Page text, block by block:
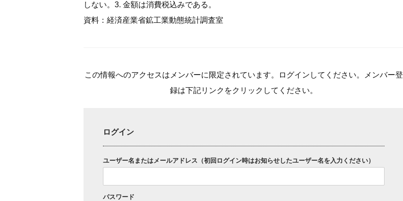
しない。3. 金額は消費税込みである。
資料：経済産業省鉱工業動態統計調査室
この情報へのアクセスはメンバーに限定されています。ログインしてください。メンバー登
録は下記リンクをクリックしてください。
ログイン
ユーザー名またはメールアドレス（初回ログイン時はお知らせしたユーザー名を入力ください）
パスワード